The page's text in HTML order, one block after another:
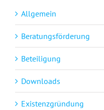
Allgemein
Beratungsförderung
Beteiligung
Downloads
Existenzgründung